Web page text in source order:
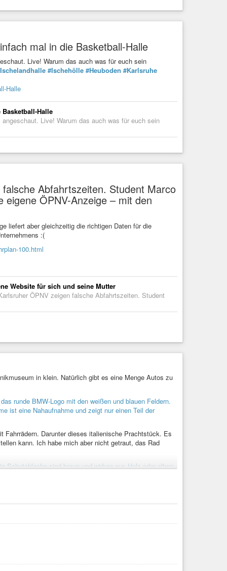
mal in die Basketball-Halle
Live! Warum das auch was für euch sein
#Ischehölle #Heuboden #Karlsruhe
Halle
Halle
Live! Warum das auch was für euch sein
Abfahrtszeiten. Student Marco
ÖPNV-Anzeige – mit den
liefert aber gleichzeitig die richtigen Daten für die
:(
100.html
Website für sich und seine Mutter
ÖPNV zeigen falsche Abfahrtszeiten. Student
in klein. Natürlich gibt es eine Menge Autos zu
Darunter dieses italienische Prachtstück. Es
kann. Ich habe mich aber nicht getraut, das Rad